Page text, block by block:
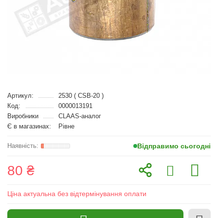
Артикул:
2530 ( CSB-20 )
Код:
0000013191
Виробники
CLAAS-аналог
Є в магазинах:
Рівне
Відправимо сьогодні
80 ₴
Ціна актуальна без відтермінування оплати